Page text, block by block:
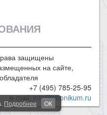
защищены
на сайте,
+7 (495) 785-25-95
e-mail:info@stronikum.ru
Подробнее ОК